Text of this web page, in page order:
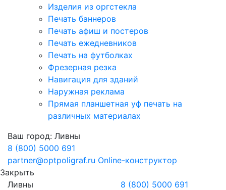
Изделия из оргстекла
Печать баннеров
Печать афиш и постеров
Печать ежедневников
Печать на футболках
Фрезерная резка
Навигация для зданий
Наружная реклама
Прямая планшетная уф печать на
различных материалах
Ваш город: Ливны
8 (800) 5000 691
partner@optpoligraf.ru Online-конструктор
Закрыть
Ливны
8 (800) 5000 691